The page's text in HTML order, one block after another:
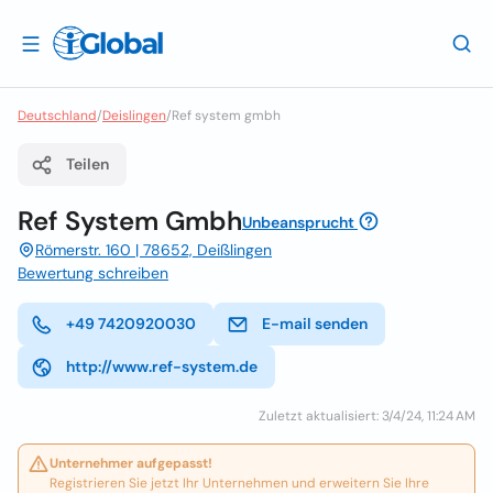
Deutschland/Deislingen/Ref system gmbh
Teilen
Ref System GmbhUnbeansprucht
Römerstr. 160 | 78652, Deißlingen
Bewertung schreiben
+49 7420920030 E-mail senden
http://www.ref-system.de
Zuletzt aktualisiert: 3/4/24, 11:24 AM
Unternehmer aufgepasst!
Registrieren Sie jetzt Ihr Unternehmen und erweitern Sie Ihre